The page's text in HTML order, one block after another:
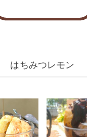
はちみつレモン